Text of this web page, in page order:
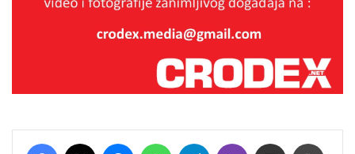
Facebook MessengerWhatsAppTelegram Viber Podijeli putem E-maila